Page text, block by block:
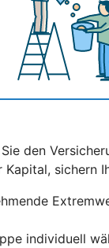
den
sichern
individuell